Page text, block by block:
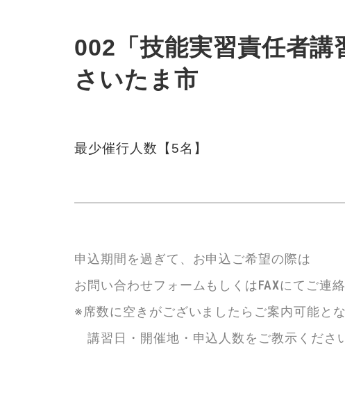
002「技能実習責任者
さいたま市
最少催行人数【5名】
申込期間を過ぎて、お申込ご希望の際は
お問い合わせフォームもしくはFAXにてご連
※席数に空きがございましたらご案内可能とな
講習日・開催地・申込人数をご教示くださ